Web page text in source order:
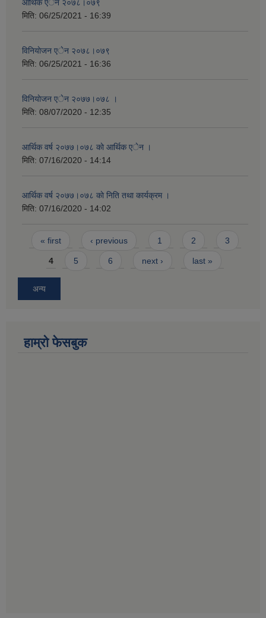
आर्थिक एेन २०७८।०७९
मिति: 06/25/2021 - 16:39
विनियाेजन एेन २०७८।०७९
मिति: 06/25/2021 - 16:36
विनियाेजन एेन २०७७।०७८ ।
मिति: 08/07/2020 - 12:35
आर्थिक वर्ष २०७७।०७८ काे आर्थिक एेन ।
मिति: 07/16/2020 - 14:14
आर्थिक वर्ष २०७७।०७८ काे निति तथा कार्यक्रम ।
मिति: 07/16/2020 - 14:02
Pages
« first ‹ previous 1 2 3
4 5 6 next › last »
अन्य
हाम्राे फेसबुक